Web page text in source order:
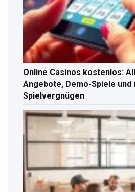
Online Casinos kostenlos:
Angebote, Demo-Spiele
Spielvergnügen